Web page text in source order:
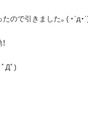
ので引きました。( ・`д・
ﾟ)ゞ